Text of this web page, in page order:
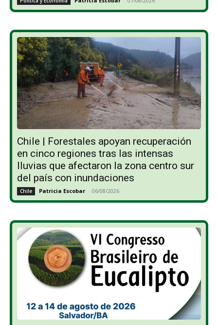
Chile | Forestales apoyan recuperación
en cinco regiones tras las intensas
lluvias que afectaron la zona centro sur
del país con inundaciones
Chile Patricia Escobar - 06/08/2026